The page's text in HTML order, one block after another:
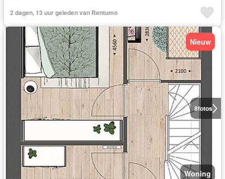
2 dagen, 13 uur geleden van Rentumo
8fotos
Nieuw
Woning